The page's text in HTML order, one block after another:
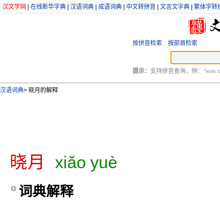
汉文学网 在线新华字典 汉语词典 成语词典 中文转拼音 文言文字典 繁体字转
按拼音检索 按部首检索
提示： 支持拼音查询，例：“wen
汉语词典> 晓月的解释
晓月 xiǎo yuè
词典解释